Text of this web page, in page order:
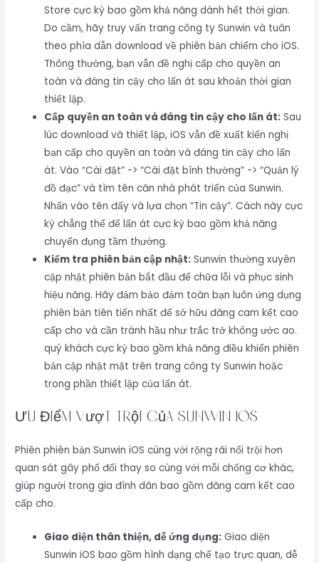
Store cực kỳ bao gồm khả năng dành hết thời gian.
Do cầm, hãy truy vấn trang công ty Sunwin và tuân
theo phía dẫn download về phiên bản chiếm cho iOS.
Thông thường, bạn vẫn đề nghị cấp cho quyền an
toàn và đáng tin cậy cho lấn át sau khoản thời gian
thiết lập.
Cấp quyền an toàn và đáng tin cậy cho lấn át: Sau
lúc download và thiết lập, iOS vẫn đề xuất kiến nghị
bạn cấp cho quyền an toàn và đáng tin cậy cho lấn
át. Vào “Cài đặt” -> “Cài đặt bình thường” -> “Quản lý
đồ đạc” và tìm tên căn nhà phát triển của Sunwin.
Nhấn vào tên đấy và lựa chọn “Tin cậy”. Cách này cực
kỳ chẳng thể để lấn át cực kỳ bao gồm khả năng
chuyển đụng tầm thường.
Kiểm tra phiên bản cập nhật: Sunwin thường xuyên
cập nhật phiên bản bắt đầu để chữa lỗi và phục sinh
hiệu năng. Hãy đảm bảo đảm toàn bạn luôn ứng dụng
phiên bản tiên tiến nhất để sở hữu đăng cam kết cao
cấp cho và cần tránh hầu như trắc trở không ước ao.
quý khách cực kỳ bao gồm khả năng điều khiển phiên
bản cập nhật mặt trên trang công ty Sunwin hoặc
trong phần thiết lập của lấn át.
Ưu Điểm Vượt Trội Của Sunwin iOS
Phiên phiên bản Sunwin iOS cùng với rộng rãi nổi trội hơn
quan sát gây phổ đổi thay so cùng với mỗi chống cơ khác,
giúp người trong gia đình dân bao gồm đăng cam kết cao
cấp cho.
Giao diện thân thiện, dễ ứng dụng: Giao diện
Sunwin iOS bao gồm hình dạng chế tạo trực quan, dễ